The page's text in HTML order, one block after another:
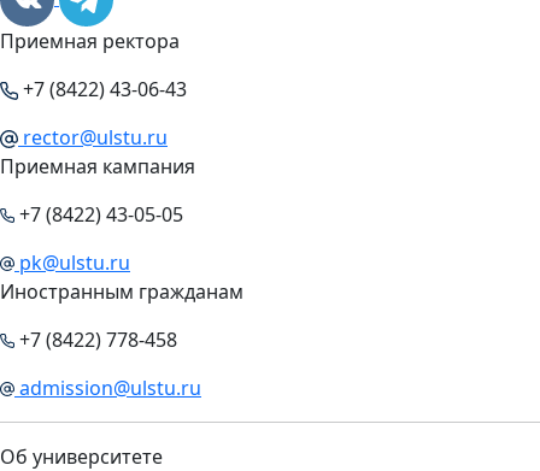
Приемная ректора
+7 (8422) 43-06-43
rector@ulstu.ru
Приемная кампания
+7 (8422) 43-05-05
pk@ulstu.ru
Иностранным гражданам
+7 (8422) 778-458
admission@ulstu.ru
Об университете